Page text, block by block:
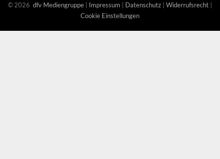
© 2026 dfv Mediengruppe Impressum Datenschutz Widerrufsrecht
Cookie Einstellungen